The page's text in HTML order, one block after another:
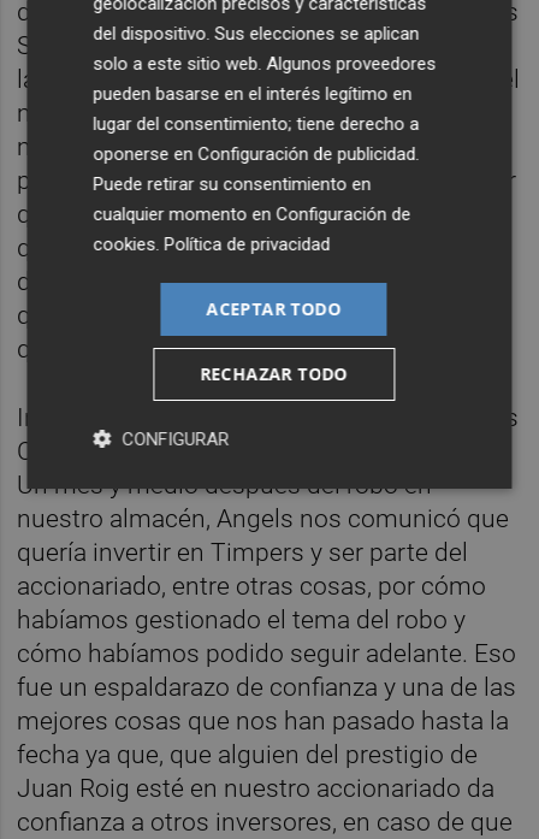
desde la gente a nivel particular en las Redes
Sociales, donde se hizo viral el vídeo que
lanzamos para contar la noticia, como a nivel
mediático, ya que salimos en todos los
medios de comunicación del país. De lo que
podría haber sido incluso un motivo de tener
que cerrar la empresa, salimos mucho más
que fortalecidos y desde aquí, una vez más,
damos las gracias a todas esas personas
que nos llevasteis en volandas e hicisteis
que pudiésemos seguir vivos.
Inversión por parte de Angels Capital. Angels
Capital es el vehículo inversor de Juan Roig.
Un mes y medio después del robo en
nuestro almacén, Angels nos comunicó que
quería invertir en Timpers y ser parte del
accionariado, entre otras cosas, por cómo
habíamos gestionado el tema del robo y
cómo habíamos podido seguir adelante. Eso
fue un espaldarazo de confianza y una de las
mejores cosas que nos han pasado hasta la
fecha ya que, que alguien del prestigio de
Juan Roig esté en nuestro accionariado da
confianza a otros inversores, en caso de que
del dispositivo. Sus elecciones se aplican
solo a este sitio web. Algunos proveedores
pueden basarse en el interés legítimo en
lugar del consentimiento; tiene derecho a
oponerse enConfiguración de publicidad.
Puede retirar su consentimiento en
cualquier momento enConfiguración de
cookies.Política de privacidad
ACEPTAR TODO
RECHAZAR TODO
CONFIGURAR